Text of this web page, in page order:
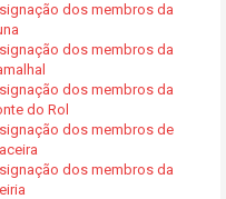
dos membros da
dos membros da
dos membros da
do Rol
dos membros de
dos membros da